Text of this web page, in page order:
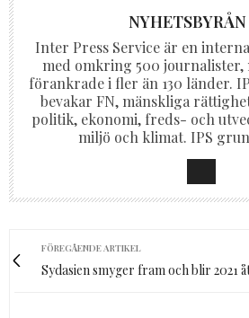
Inter Press Service är en
med omkring 500
förankrade i fler än 130 länder.
bevakar FN, mänskliga
politik, ekonomi, freds- och
miljö och klimat. IPS
FÖREGÅENDE ARTIKEL
Sydasien smyger fram och blir